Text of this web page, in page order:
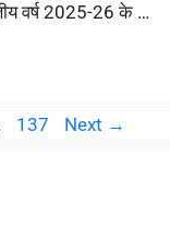
वर्ष 2025-26 के …
137 Next →